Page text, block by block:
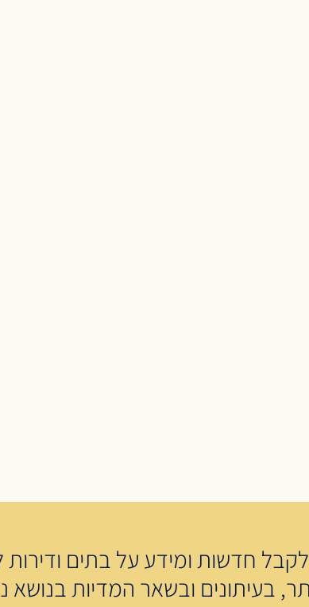
לקבל חדשות ומידע על בתים ודירות
בעיתונים ובשאר המדיות בנושא